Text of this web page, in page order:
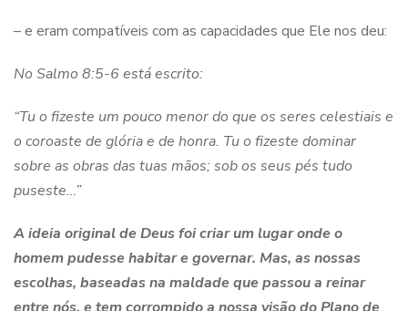
– e eram compatíveis com as capacidades que Ele nos deu:
No Salmo 8:5-6 está escrito:
“Tu o fizeste um pouco menor do que os seres celestiais e
o coroaste de glória e de honra. Tu o fizeste dominar
sobre as obras das tuas mãos; sob os seus pés tudo
puseste…”
A ideia original de Deus foi criar um lugar onde o
homem pudesse habitar e governar. Mas, as nossas
escolhas, baseadas na maldade que passou a reinar